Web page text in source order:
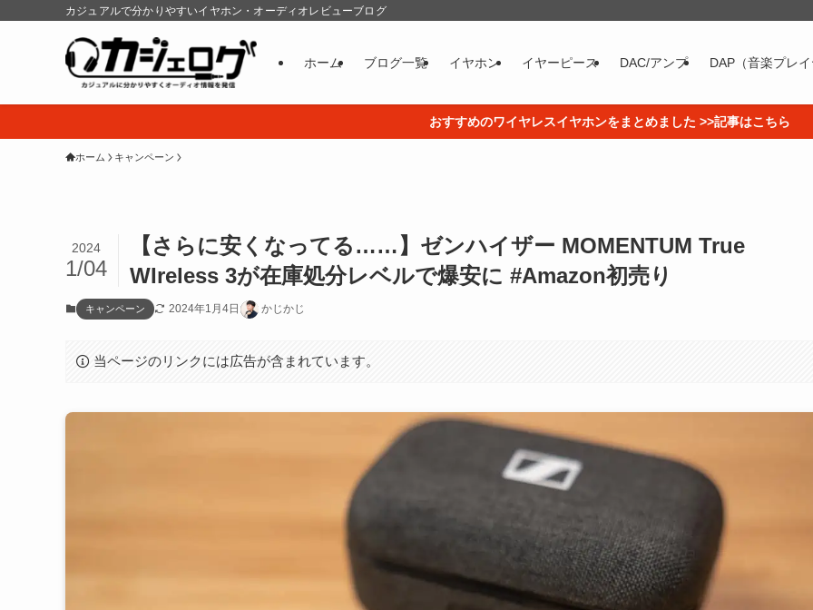
カジュアルで分かりやすいイヤホン・オーディオレビューブログ
ホーム ブログ一覧 イヤホン イヤーピース DAC/アンプ DAP（音楽プレ
おすすめのワイヤレスイヤホンをまとめました >>記事はこちら
ホーム キャンペーン
【さらに安くなってる……】ゼンハイザー MOMENTUM True
WIreless 3が在庫処分レベルで爆安に #Amazon初売り
2024
1/04
キャンペーン 2024年1月4日 かじかじ
当ページのリンクには広告が含まれています。